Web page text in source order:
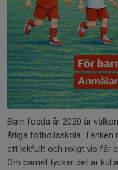
Barn födda år 2020 är
årliga fotbollsskola.
ett lekfullt och roligt vis får
Om barnet tycker det är kul